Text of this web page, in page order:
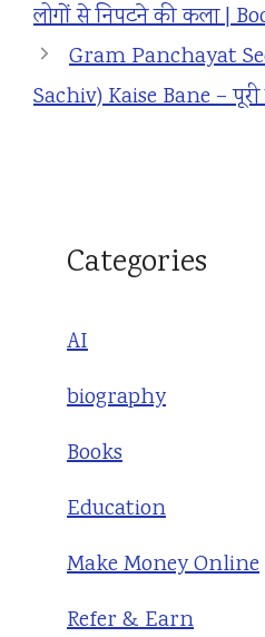
लोगों से निपटने की कला |
Gram Panchayat
Sachiv) Kaise Bane – पूरी
Categories
AI
biography
Books
Education
Make Money Online
Refer & Earn